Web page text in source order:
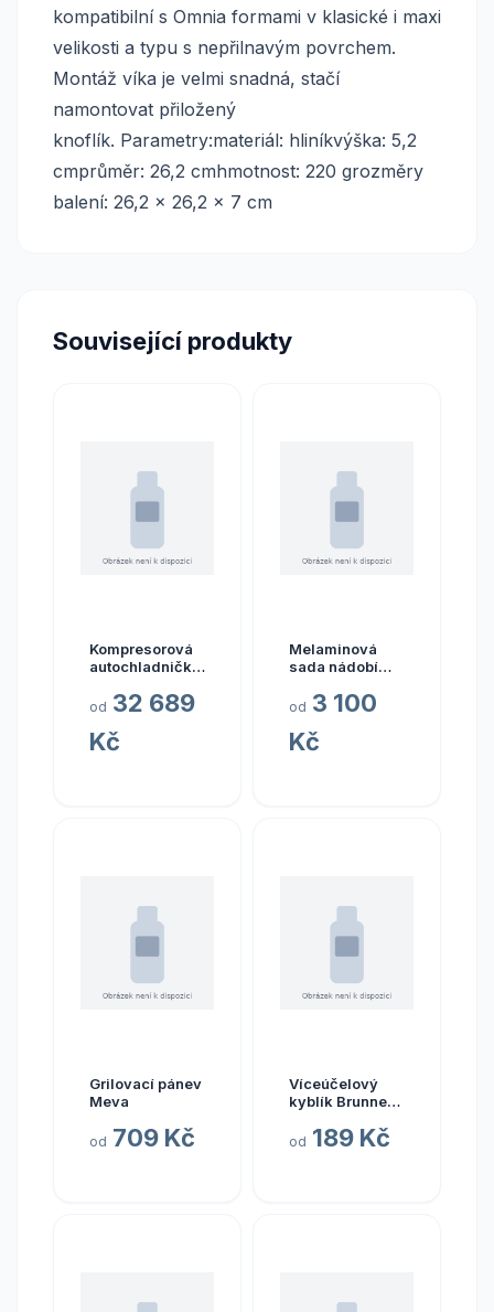
kompatibilní s Omnia formami v klasické i maxi
velikosti a typu s nepřilnavým povrchem.
Montáž víka je velmi snadná, stačí
namontovat přiložený
knoflík. Parametry:materiál: hliníkvýška: 5,2
cmprůměr: 26,2 cmhmotnost: 220 grozměry
balení: 26,2 x 26,2 x 7 cm
Související produkty
Kompresorová
autochladnička
DZ model CFX3
od 32 689
Kč
Melaminová
sada nádobí
Ocean 37 ks
od 3 100
Kč
Grilovací pánev
Meva
od 709 Kč
Víceúčelový
kyblík Brunner
šedá varianta
od 189 Kč